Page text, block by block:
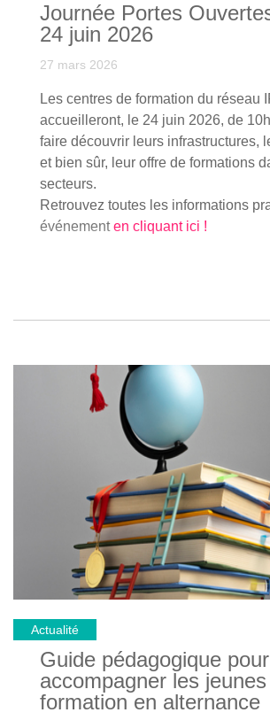
Journée Portes
24 juin 2026
27 mars 2026
Les centres de formation du réseau
accueilleront, le 24 juin 2026, de
faire découvrir leurs infrastructures,
et bien sûr, leur offre de formations
secteurs.
Retrouvez toutes les informations
événementen cliquant ici !
Actualité
Guide pédagogique pour
accompagner les
formation en alternance